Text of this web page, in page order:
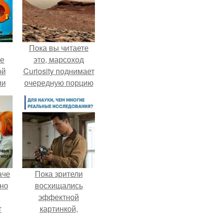
Пока вы читаете
это, марсоход
Curiosity поднимает
очередную порцию
Пока зрители
восхищались
эффектной
картинкой,